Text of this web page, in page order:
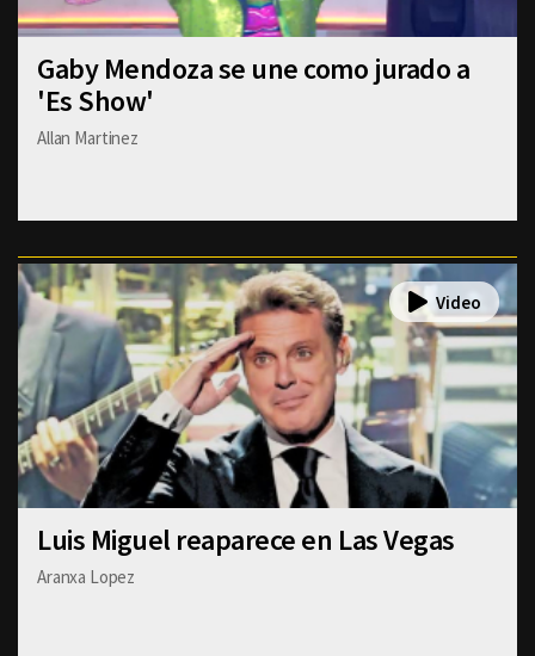
Gaby Mendoza se une como jurado a
'Es Show'
Allan Martinez
Luis Miguel reaparece en Las Vegas
Aranxa Lopez